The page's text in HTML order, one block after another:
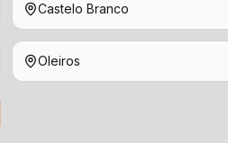
Castelo Branco
Oleiros